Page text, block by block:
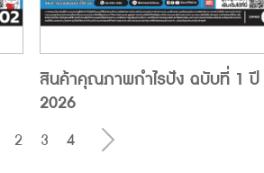
สินค้าคุณภาพกำไรปัง ฉบับที่ 1 ปี
2026
2 3 4